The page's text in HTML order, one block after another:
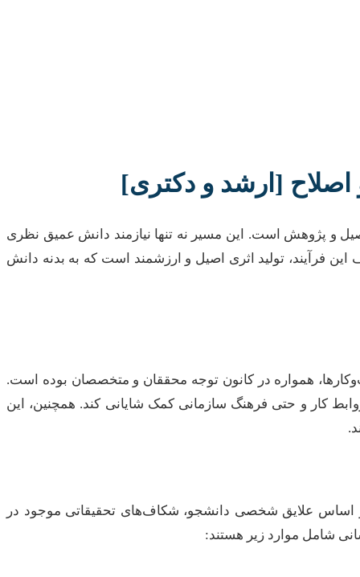
اصلاح [ارشد و دکتری]
و پژوهش است. این مسیر نه تنها نیازمند دانش عمیق نظری
فرآیند، تولید اثری اصیل و ارزشمند است که به بدنه دانش
همواره در کانون توجه محققان و متخصصان بوده است.
کار و حتی فرهنگ سازمانی کمک شایانی کند. همچنین، این
بر اساس علایق شخصی دانشجو، شکاف‌های تحقیقاتی موجود در
شامل موارد زیر هستند: